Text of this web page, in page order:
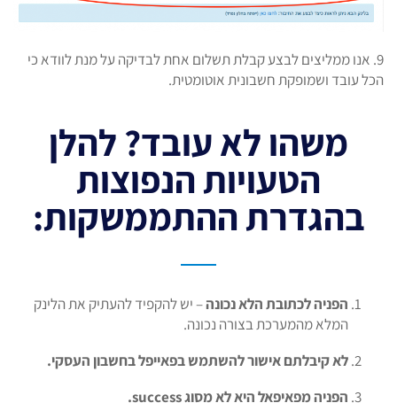
9. אנו ממליצים לבצע קבלת תשלום אחת לבדיקה על מנת לוודא כי
הכל עובד ושמופקת חשבונית אוטומטית.
משהו לא עובד? להלן
הטעויות הנפוצות
בהגדרת ההתממשקות:
הפניה לכתובת הלא נכונה– יש להקפיד להעתיק את הלינק
המלא מהמערכת בצורה נכונה.
לא קיבלתם אישור להשתמש בפאייפל בחשבון העסקי.
הפניה מפאיפאל היא לא מסוג success.